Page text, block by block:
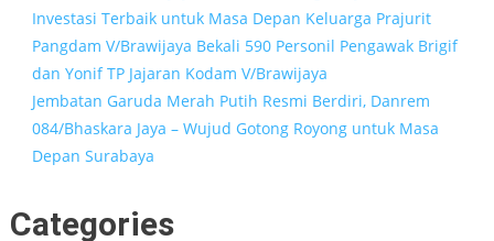
Investasi Terbaik untuk Masa Depan Keluarga Prajurit
Pangdam V/Brawijaya Bekali 590 Personil Pengawak Brigif
dan Yonif TP Jajaran Kodam V/Brawijaya
Jembatan Garuda Merah Putih Resmi Berdiri, Danrem
084/Bhaskara Jaya – Wujud Gotong Royong untuk Masa
Depan Surabaya
Categories